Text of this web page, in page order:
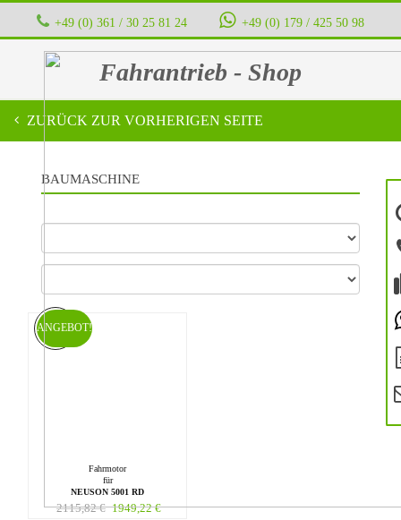
+49 (0) 361 / 30 25 81 24 ‭ ‭ ‭ ‭ +49 (0) 179 / 425 50 98
Fahrantrieb - Shop
ZURÜCK ZUR VORHERIGEN SEITE
BAUMASCHINE
Fahrmotor
für
NEUSON 5001 RD
2115,82€ 1949,22€
ANGEBOT!